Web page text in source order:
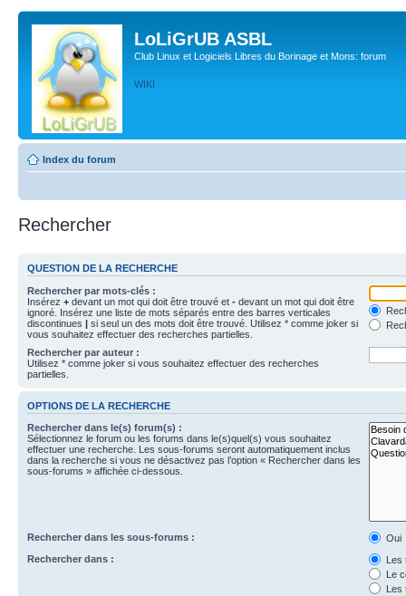
LoLiGrUB ASBL
Club Linux et Logiciels Libres du Borinage et Mons: forum
WIKI
Index du forum
Rechercher
QUESTION DE LA RECHERCHE
Rechercher par mots-clés :
Insérez + devant un mot qui doit être trouvé et - devant un mot qui doit être
ignoré. Insérez une liste de mots séparés entre des barres verticales
discontinues | si seul un des mots doit être trouvé. Utilisez * comme joker si
vous souhaitez effectuer des recherches partielles.
Rechercher par auteur :
Utilisez * comme joker si vous souhaitez effectuer des recherches
partielles.
OPTIONS DE LA RECHERCHE
Rechercher dans le(s) forum(s) :
Sélectionnez le forum ou les forums dans le(s)quel(s) vous souhaitez
effectuer une recherche. Les sous-forums seront automatiquement inclus
dans la recherche si vous ne désactivez pas l’option « Rechercher dans les
sous-forums » affichée ci-dessous.
Rechercher dans les sous-forums :
Oui
Rechercher dans :
Les
Le
Les